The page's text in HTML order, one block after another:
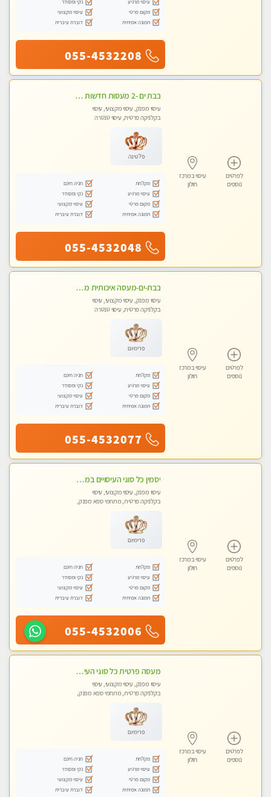
עיסוי מרגיע
נקי ומסודר
מקום פרטי
עיסוי מקצועי
תמונה אמיתית
דוברת עיברית
055-4532208
לפרטים
נוספים
עיסוי במרכז
חולון
בבת ים -2 מעסות חדשות במרכז העיר לעיסוי איכותי ומקצועי
עיסוי מפנק, עיסוי מקצועי, עיסוי
בקלניקה פרטית, עיסוי טנטרה
פלטינה
מקלחת
חניה חינם
עיסוי מרגיע
נקי ומסודר
מקום פרטי
עיסוי מקצועי
תמונה אמיתית
דוברת עיברית
055-4532048
לפרטים
נוספים
עיסוי במרכז
חולון
בבת-ים-מעסה איכותית מפנקת ומקצועית מאוד בבת ים
עיסוי מפנק, עיסוי מקצועי, עיסוי
בקלניקה פרטית, עיסוי טנטרה
פרימיום
מקלחת
חניה חינם
עיסוי מרגיע
נקי ומסודר
מקום פרטי
עיסוי מקצועי
תמונה אמיתית
דוברת עיברית
055-4532077
לפרטים
נוספים
עיסוי במרכז
חולון
יסמין כל סוגי העיסויים במקום הכי מושלם בעיר בת ים . highly recommended..new in the city
עיסוי מפנק, עיסוי מקצועי, עיסוי
בקלניקה פרטית, מתחמי ספא מפנק,
פרימיום
מקלחת
חניה חינם
עיסוי מרגיע
נקי ומסודר
מקום פרטי
עיסוי מקצועי
תמונה אמיתית
דוברת עיברית
055-4532006
לפרטים
נוספים
עיסוי במרכז
חולון
מעסה פרטית כל סוגי העיסויים מעסה מקצועית ואיכותית פרטי!!
עיסוי מפנק, עיסוי מקצועי, עיסוי
בקלניקה פרטית, מתחמי ספא מפנק,
פרימיום
מקלחת
חניה חינם
עיסוי מרגיע
נקי ומסודר
מקום פרטי
עיסוי מקצועי
תמונה אמיתית
דוברת עיברית